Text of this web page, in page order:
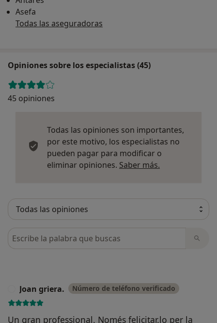
Asefa
Todas las aseguradoras
Opiniones sobre los especialistas (45)
45 opiniones
Todas las opiniones son importantes,
por este motivo, los especialistas no
pueden pagar para modificar o
eliminar opiniones. Saber más.
Busca en opiniones
Joan griera. Número de teléfono verificado
Un gran professional. Només felicitar.lo per la